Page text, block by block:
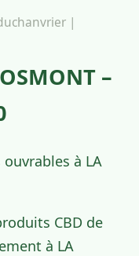
|
–
à LA
CBD de
à LA